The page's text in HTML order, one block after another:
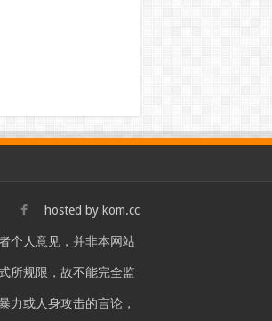
hosted by kom.cc
个人意见，并非本网站
所规限，故不能完全监
力或人身攻击的言论，